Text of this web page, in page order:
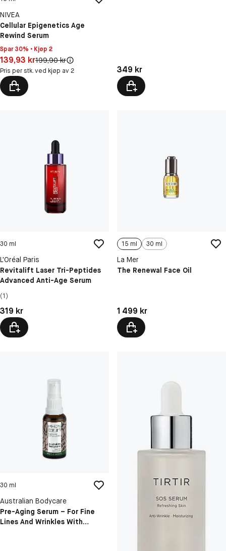
NIVEA
Cellular Epigenetics Age
Rewind Serum
Spar 30% • Kjøp 2
Pris: 139,93 kr
139,93 krOriginal pris:
199,90 kr
Pris per stk. ved kjøp av 2 Pris: 349 kr
349 kr
30 ml
L'Oréal Paris
Revitalift Laser Tri-Peptides
Advanced Anti-Age Serum
(1)
Pris: 319 kr
319 kr
15 ml 30 ml
La Mer
The Renewal Face Oil
Pris: 1 499 kr
1 499 kr
30 ml
Australian Bodycare
Pre-Aging Serum – For Fine
Lines And Wrinkles With